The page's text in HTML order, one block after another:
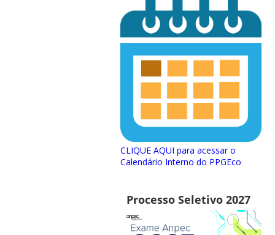
CLIQUE AQUI para acessar o
Calendário Interno do PPGEco
Processo Seletivo 2027